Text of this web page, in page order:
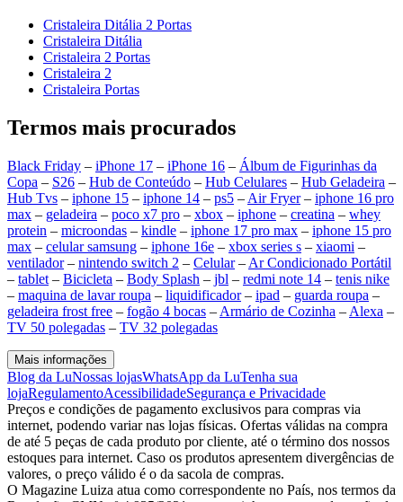
Cristaleira Ditália 2 Portas
Cristaleira Ditália
Cristaleira 2 Portas
Cristaleira 2
Cristaleira Portas
Termos mais procurados
Black Friday – iPhone 17 – iPhone 16 – Álbum de Figurinhas da
Copa – S26 – Hub de Conteúdo – Hub Celulares – Hub Geladeira –
Hub Tvs – iphone 15 – iphone 14 – ps5 – Air Fryer– iphone 16 pro
max – geladeira – poco x7 pro – xbox – iphone – creatina – whey
protein – microondas – kindle – iphone 17 pro max – iphone 15 pro
max – celular samsung – iphone 16e – xbox series s – xiaomi –
ventilador– nintendo switch 2 – Celular– Ar Condicionado Portátil
– tablet – Bicicleta – Body Splash – jbl – redmi note 14 – tenis nike
– maquina de lavar roupa – liquidificador– ipad – guarda roupa –
geladeira frost free – fogão 4 bocas – Armário de Cozinha – Alexa –
TV 50 polegadas – TV 32 polegadas
Mais informações
Blog da LuNossas lojasWhatsApp da LuTenha sua
lojaRegulamentoAcessibilidadeSegurança e Privacidade
Preços e condições de pagamento exclusivos para compras via
internet, podendo variar nas lojas físicas. Ofertas válidas na compra
de até 5 peças de cada produto por cliente, até o término dos nossos
estoques para internet. Caso os produtos apresentem divergências de
valores, o preço válido é o da sacola de compras.
O Magazine Luiza atua como correspondente no País, nos termos da